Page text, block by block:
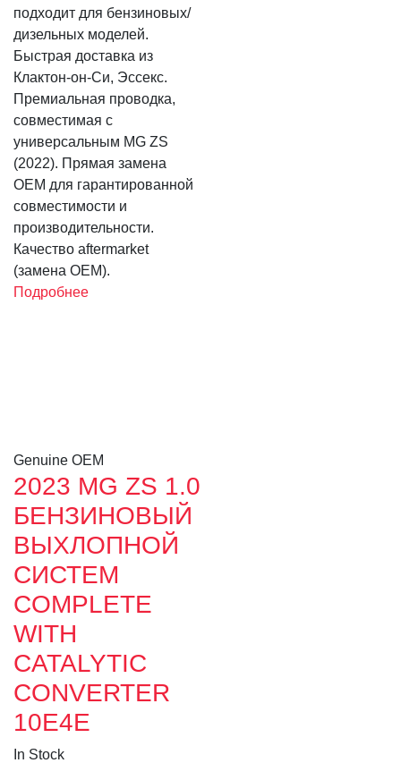
подходит для бензиновых/
дизельных моделей.
Быстрая доставка из
Клактон-он-Си, Эссекс.
Премиальная проводка,
совместимая с
универсальным MG ZS
(2022). Прямая замена
OEM для гарантированной
совместимости и
производительности.
Качество aftermarket
(замена OEM).
Подробнее
Genuine OEM
2023 MG ZS 1.0
БЕНЗИНОВЫЙ
ВЫХЛОПНОЙ
СИСТЕМ
COMPLETE
WITH
CATALYTIC
CONVERTER
10E4E
In Stock